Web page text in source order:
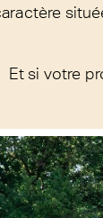
Et si votre